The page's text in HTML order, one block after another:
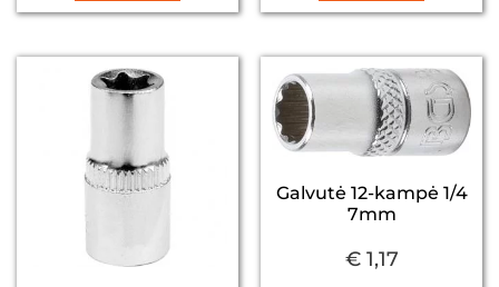
Galvutė 12-kampė 1/4
7mm
€1,17